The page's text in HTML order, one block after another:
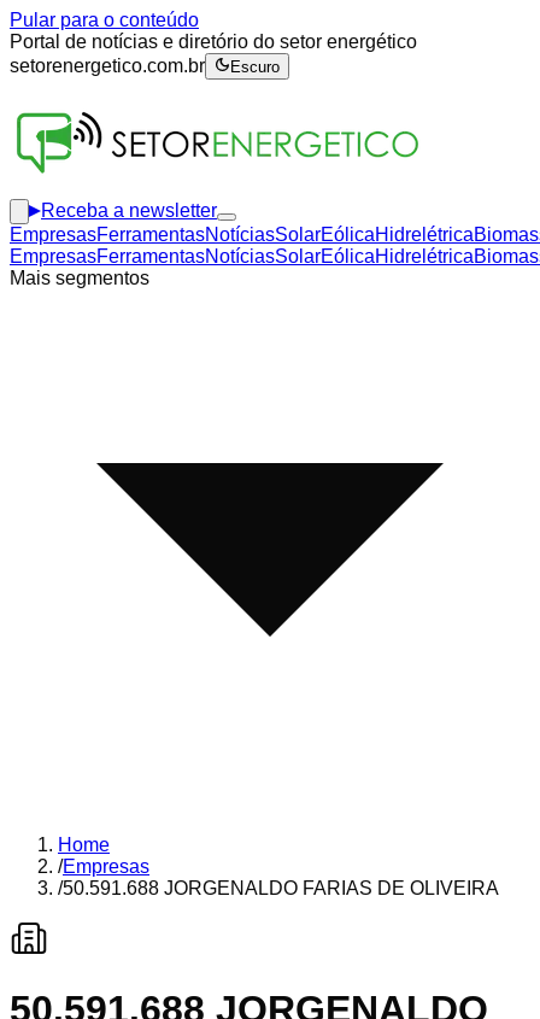
Pular para o conteúdo
Portal de notícias e diretório do setor energético
setorenergetico.com.br
Escuro
Receba a newsletter
EmpresasFerramentasNotíciasSolarEólicaHidrelétrica
EmpresasFerramentasNotíciasSolarEólicaHidrelétrica
Mais segmentos
Home
/Empresas
/50.591.688 JORGENALDO FARIAS DE OLIVEIRA
50.591.688 JORGENALDO